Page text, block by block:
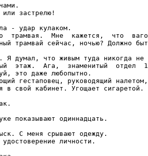
застрелю!
- удар кулаком.
трамвая.  Мне  кажется,  что
трамвай сейчас, ночью? Должно
Я думал, что живым туда никогда не
этаж.  Ага,  знаменитый  отдел
это даже любопытно.
гестаповец, руководящий
в свой кабинет. Угощает сигаретой.
показывают одиннадцать.
С меня срывают одежду.
личности.